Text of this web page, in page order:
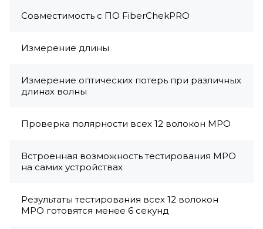
Совместимость с ПО FiberChekPRO
Измерение длины
Измерение оптических потерь при различных
длинах волны
Проверка полярности всех 12 волокон МРО
Встроенная возможность тестирования МРО
на самих устройствах
Результаты тестирования всех 12 волокон
МРО готовятся менее 6 секунд